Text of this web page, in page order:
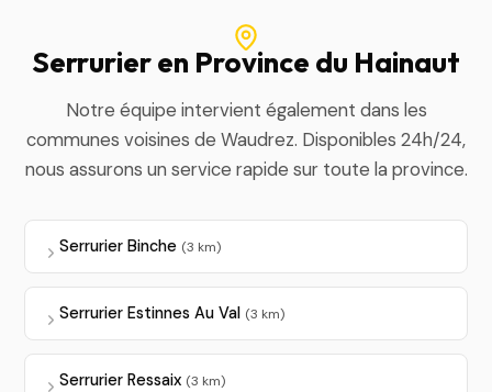
Serrurier en Province du Hainaut
Notre équipe intervient également dans les
communes voisines de Waudrez. Disponibles 24h/24,
nous assurons un service rapide sur toute la province.
Serrurier Binche (3 km)
Serrurier Estinnes Au Val (3 km)
Serrurier Ressaix (3 km)